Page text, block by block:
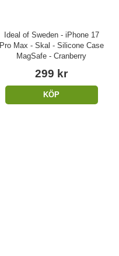
Ideal of Sweden - iPhone 17
Pro Max - Skal - Silicone Case
MagSafe - Cranberry
299 kr
KÖP